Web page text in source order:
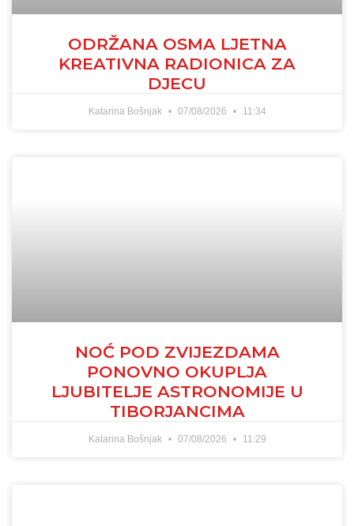
ODRŽANA OSMA LJETNA
KREATIVNA RADIONICA ZA
DJECU
Katarina Bošnjak 07/08/2026 11:34
NOĆ POD ZVIJEZDAMA
PONOVNO OKUPLJA
LJUBITELJE ASTRONOMIJE U
TIBORJANCIMA
Katarina Bošnjak 07/08/2026 11:29